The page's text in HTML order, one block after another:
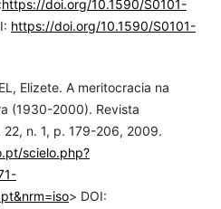
https://doi.org/10.1590/S0101-
https://doi.org/10.1590/S0101-
Elizete. A meritocracia na
(1930-2000). Revista
n. 1, p. 179-206, 2009.
scielo.php?
> DOI: